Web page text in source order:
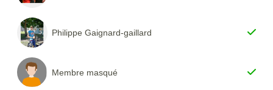
Philippe Gaignard-gaillard
Membre masqué